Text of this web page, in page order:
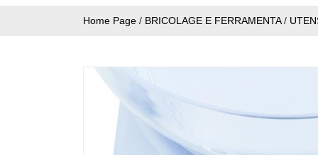
Home Page / BRICOLAGE E FERRAMENTA/